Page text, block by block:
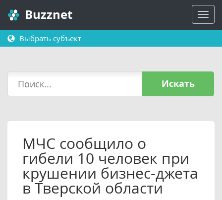
Buzznet
Выбрать субъект
Искать
МЧС сообщило о
гибели 10 человек при
крушении бизнес-джета
в Тверской области